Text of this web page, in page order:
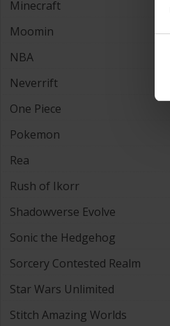
Minecraft
Moomin
NBA
Neverrift
One Piece
Pokemon
Rea
Rush of Ikorr
Shadowverse Evolve
Sonic the Hedgehog
Sorcery Contested Realm
Star Wars Unlimited
Stitch Amazing Worlds